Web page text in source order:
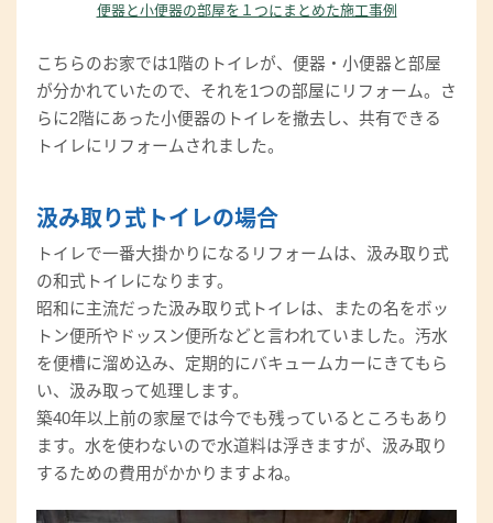
便器と小便器の部屋を１つにまとめた施工事例
こちらのお家では1階のトイレが、便器・小便器と部屋
が分かれていたので、それを1つの部屋にリフォーム。さ
らに2階にあった小便器のトイレを撤去し、共有できる
トイレにリフォームされました。
汲み取り式トイレの場合
トイレで一番大掛かりになるリフォームは、汲み取り式
の和式トイレになります。
昭和に主流だった汲み取り式トイレは、またの名をボッ
トン便所やドッスン便所などと言われていました。汚水
を便槽に溜め込み、定期的にバキュームカーにきてもら
い、汲み取って処理します。
築40年以上前の家屋では今でも残っているところもあり
ます。水を使わないので水道料は浮きますが、汲み取り
するための費用がかかりますよね。